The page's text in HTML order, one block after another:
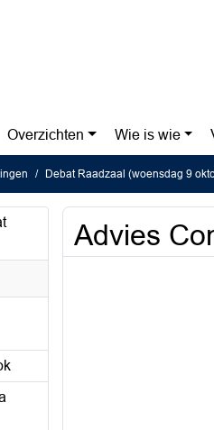
Overzichten Wie is wie
Debat Raadzaal (woensdag 9
Advies